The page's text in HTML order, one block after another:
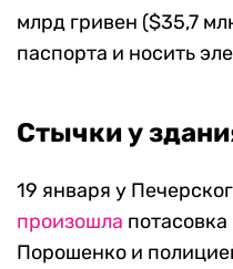
млрд гривен ($35,7
паспорта и носить
Стычки у
19 января у
произошла
Порошенко и